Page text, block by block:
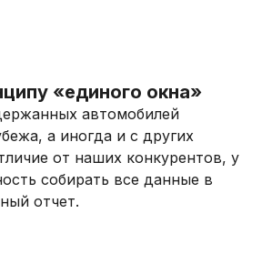
«единого окна»
автомобилей
а иногда и с других
от наших конкурентов, у
собирать все данные в
отчет.